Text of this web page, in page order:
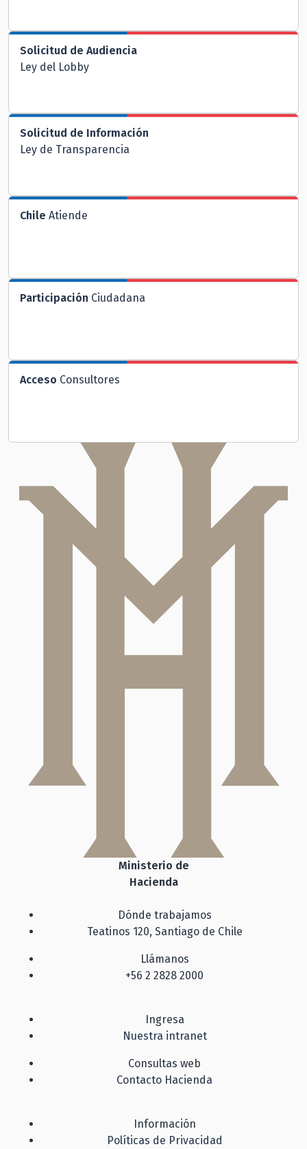
Solicitud de Audiencia
Ley del Lobby
Solicitud de Información
Ley de Transparencia
Chile Atiende
Participación Ciudadana
Acceso Consultores
Ministerio de
Hacienda
Dónde trabajamos
Teatinos 120, Santiago de Chile
Llámanos
+56 2 2828 2000
Ingresa
Nuestra intranet
Consultas web
Contacto Hacienda
Información
Políticas de Privacidad